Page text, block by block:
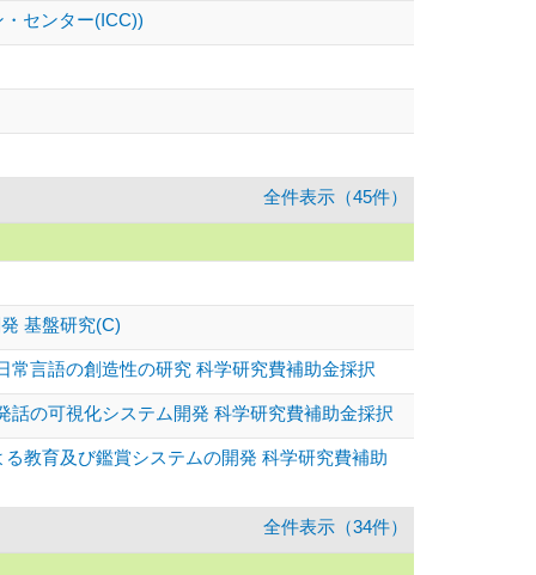
センター(ICC))
全件表示（45件）
基盤研究(C)
常言語の創造性の研究 科学研究費補助金採択
話の可視化システム開発 科学研究費補助金採択
教育及び鑑賞システムの開発 科学研究費補助
全件表示（34件）